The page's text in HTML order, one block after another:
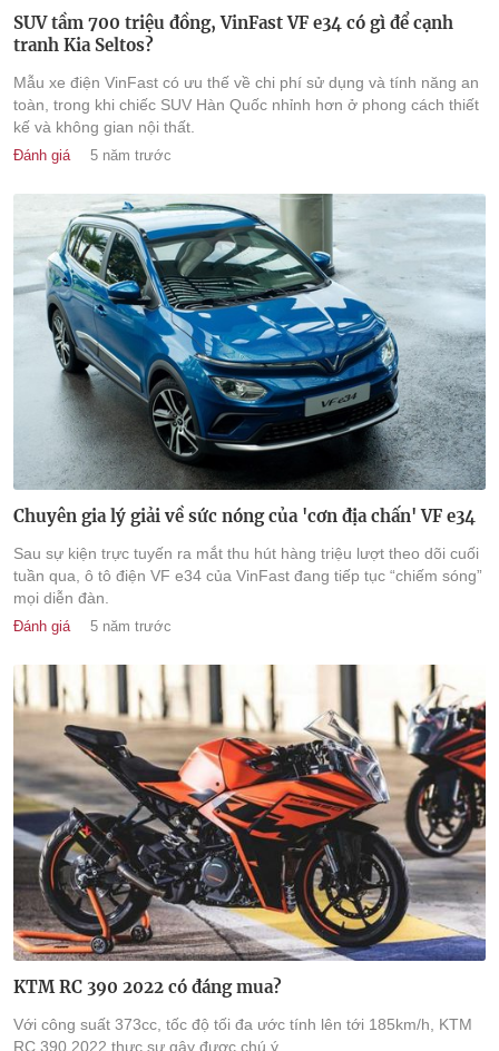
SUV tầm 700 triệu đồng, VinFast VF e34 có gì để cạnh
tranh Kia Seltos?
Mẫu xe điện VinFast có ưu thế về chi phí sử dụng và tính năng an
toàn, trong khi chiếc SUV Hàn Quốc nhỉnh hơn ở phong cách thiết
kế và không gian nội thất.
Đánh giá 5 năm trước
Chuyên gia lý giải về sức nóng của 'cơn địa chấn' VF e34
Sau sự kiện trực tuyến ra mắt thu hút hàng triệu lượt theo dõi cuối
tuần qua, ô tô điện VF e34 của VinFast đang tiếp tục “chiếm sóng”
mọi diễn đàn.
Đánh giá 5 năm trước
KTM RC 390 2022 có đáng mua?
Với công suất 373cc, tốc độ tối đa ước tính lên tới 185km/h, KTM
RC 390 2022 thực sự gây được chú ý.